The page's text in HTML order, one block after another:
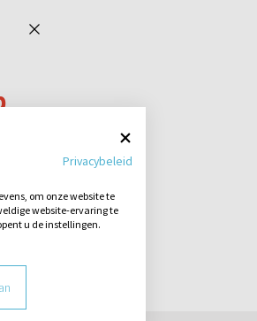
Privacybeleid
om onze website te
website-ervaring te
u de instellingen.